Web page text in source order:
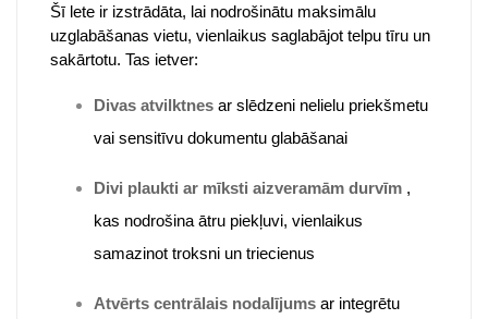
Šī lete ir izstrādāta, lai nodrošinātu maksimālu
uzglabāšanas vietu, vienlaikus saglabājot telpu tīru un
sakārtotu. Tas ietver:
Divas atvilktnes ar slēdzeni nelielu priekšmetu
vai sensitīvu dokumentu glabāšanai
Divi plaukti ar mīksti aizveramām durvīm ,
kas nodrošina ātru piekļuvi, vienlaikus
samazinot troksni un triecienus
Atvērts centrālais nodalījums ar integrētu